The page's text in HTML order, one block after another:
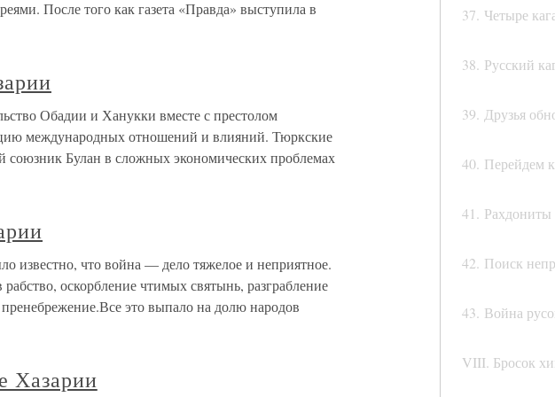
37. Четыре
38. Русский
39. Друзья
40. Перейдем
41.
42. Поиск
43. Война
VIII. Бросок
После того как газета «Правда» выступила в
Обадии и Ханукки вместе с престолом
международных отношений и влияний. Тюркские
Булан в сложных экономических проблемах
известно, что война — дело тяжелое и неприятное.
оскорбление чтимых святынь, разграбление
это выпало на долю народов
Хазарии